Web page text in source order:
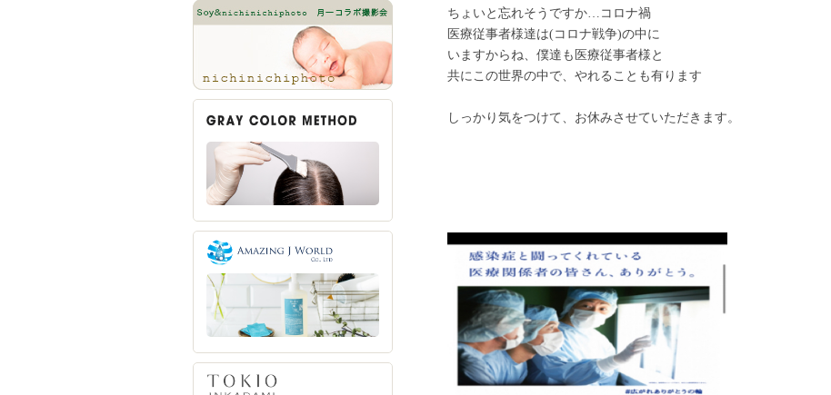
ちょいと忘れそうですか…コロナ禍
医療従事者様達は(コロナ戦争)の中に
いますからね、僕達も医療従事者様と
共にこの世界の中で、やれることも有ります
しっかり気をつけて、お休みさせていただきます。